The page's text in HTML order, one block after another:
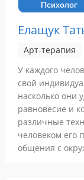
Психолог
Елащук
Арт-терапия
У каждого
свой
насколько они
равновесие и
различные
человеком его
общения с